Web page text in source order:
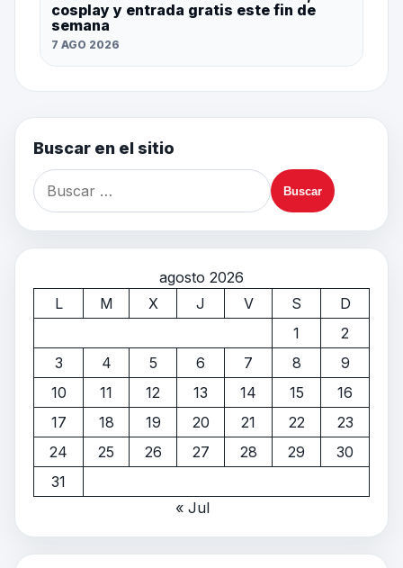
cosplay y entrada gratis este fin de
semana
7 AGO 2026
Buscar en el sitio
agosto 2026
L
M X J V S
D
1
2
3
4 5 6 7 8
9
10
11 12 13 14 15
16
17
18 19 20 21 22
23
24
25 26 27 28 29
30
31
« Jul